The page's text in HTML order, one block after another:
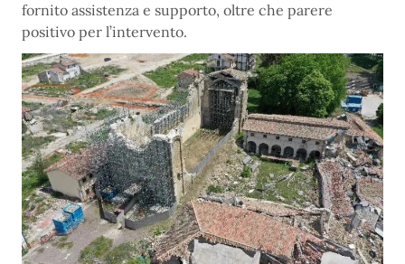
fornito assistenza e supporto, oltre che parere
positivo per l’intervento.